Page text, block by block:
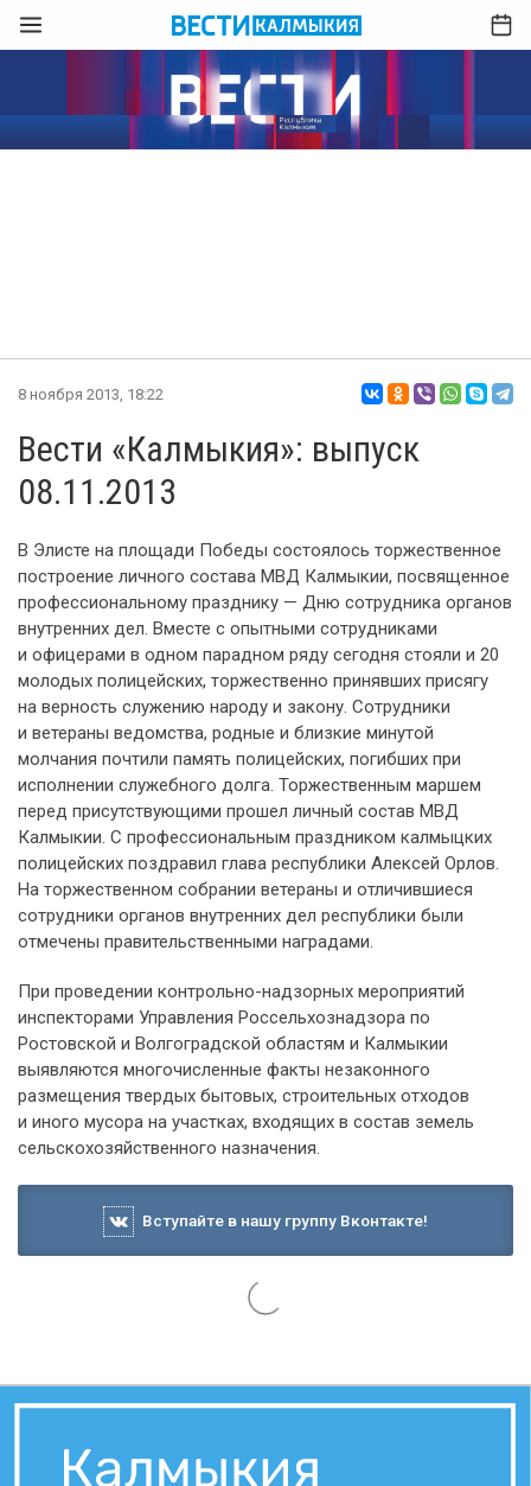
8 ноября 2013, 18:22
Вести «Калмыкия»: выпуск
08.11.2013
В Элисте на площади Победы состоялось торжественное
построение личного состава МВД Калмыкии, посвященное
профессиональному празднику — Дню сотрудника органов
внутренних дел. Вместе с опытными сотрудниками
и офицерами в одном парадном ряду сегодня стояли и 20
молодых полицейских, торжественно принявших присягу
на верность служению народу и закону. Сотрудники
и ветераны ведомства, родные и близкие минутой
молчания почтили память полицейских, погибших при
исполнении служебного долга. Торжественным маршем
перед присутствующими прошел личный состав МВД
Калмыкии. С профессиональным праздником калмыцких
полицейских поздравил глава республики Алексей Орлов.
На торжественном собрании ветераны и отличившиеся
сотрудники органов внутренних дел республики были
отмечены правительственными наградами.
При проведении контрольно-надзорных мероприятий
инспекторами Управления Россельхознадзора по
Ростовской и Волгоградской областям и Калмыкии
выявляются многочисленные факты незаконного
размещения твердых бытовых, строительных отходов
и иного мусора на участках, входящих в состав земель
сельскохозяйственного назначения.
Вступайте в нашу группу Вконтакте!